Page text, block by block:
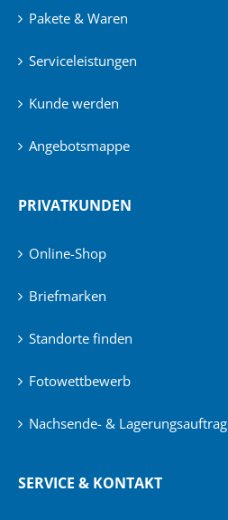
Pakete & Waren
Serviceleistungen
Kunde werden
Angebotsmappe
PRIVATKUNDEN
Online-Shop
Briefmarken
Standorte finden
Fotowettbewerb
Nachsende- & Lagerungsauftrag
SERVICE & KONTAKT